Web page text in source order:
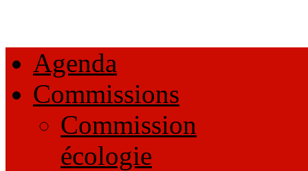
Agenda
Commissions
Commission
écologie